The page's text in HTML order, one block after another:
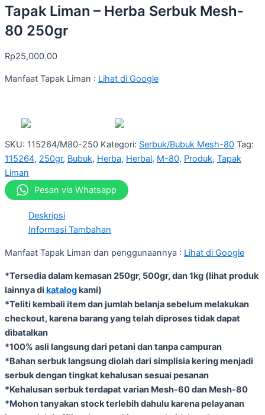
Tapak Liman – Herba Serbuk Mesh-
80 250gr
Rp25,000.00
Manfaat Tapak Liman : Lihat di Google
SKU: 115264/M80-250 Kategori: Serbuk/Bubuk Mesh-80 Tag:
115264, 250gr, Bubuk, Herba, Herbal, M-80, Produk, Tapak
Liman
Pesan via Whatsapp
Deskripsi
Informasi Tambahan
Manfaat Tapak Liman dan penggunaannya : Lihat di Google
*Tersedia dalam kemasan 250gr, 500gr, dan 1kg (lihat produk
lainnya di katalogkami)
*Teliti kembali item dan jumlah belanja sebelum melakukan
checkout, karena barang yang telah diproses tidak dapat
dibatalkan
*100% asli langsung dari petani dan tanpa campuran
*Bahan serbuk langsung diolah dari simplisia kering menjadi
serbuk dengan tingkat kehalusan sesuai pesanan
*Kehalusan serbuk terdapat varian Mesh-60 dan Mesh-80
*Mohon tanyakan stock terlebih dahulu karena pelayanan